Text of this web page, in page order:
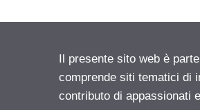
Il presente sito web è
comprende siti tematici di
contributo di appassionati